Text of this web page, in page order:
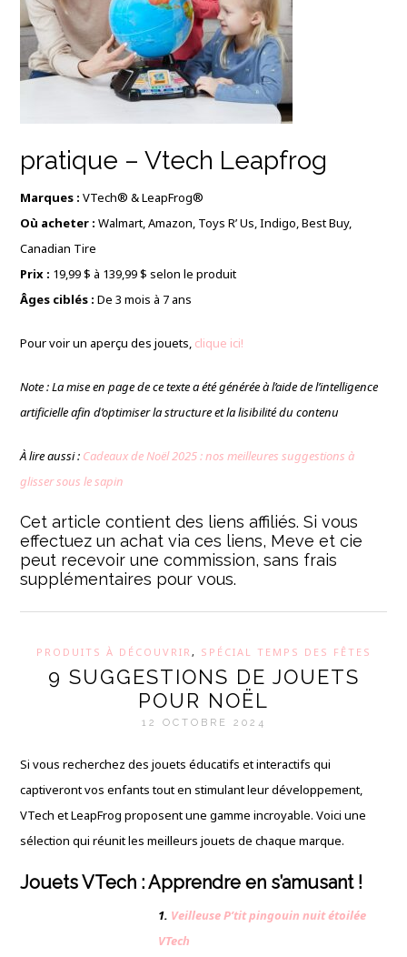
pratique – Vtech Leapfrog
Marques : VTech® & LeapFrog®
Où acheter : Walmart, Amazon, Toys R’ Us, Indigo, Best Buy,
Canadian Tire
Prix : 19,99 $ à 139,99 $ selon le produit
Âges ciblés : De 3 mois à 7 ans
Pour voir un aperçu des jouets, clique ici!
Note : La mise en page de ce texte a été générée à l’aide de l’intelligence
artificielle afin d’optimiser la structure et la lisibilité du contenu
À lire aussi : Cadeaux de Noël 2025 : nos meilleures suggestions à
glisser sous le sapin
Cet article contient des liens affiliés. Si vous
effectuez un achat via ces liens, Meve et cie
peut recevoir une commission, sans frais
supplémentaires pour vous.
PRODUITS À DÉCOUVRIR , SPÉCIAL TEMPS DES FÊTES
9 SUGGESTIONS DE JOUETS
POUR NOËL
12 OCTOBRE 2024
Si vous recherchez des jouets éducatifs et interactifs qui
captiveront vos enfants tout en stimulant leur développement,
VTech et LeapFrog proposent une gamme incroyable. Voici une
sélection qui réunit les meilleurs jouets de chaque marque.
Jouets VTech : Apprendre en s’amusant !
1. Veilleuse P’tit pingouin nuit étoilée
VTech